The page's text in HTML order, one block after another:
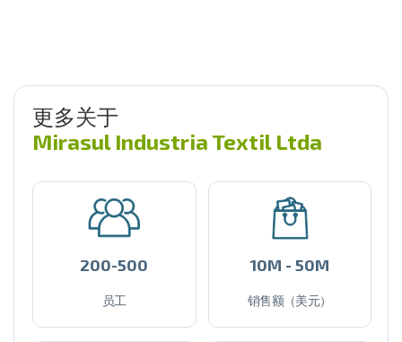
更多关于
Mirasul Industria Textil Ltda
200-500
员工
10M - 50M
销售额（美元）